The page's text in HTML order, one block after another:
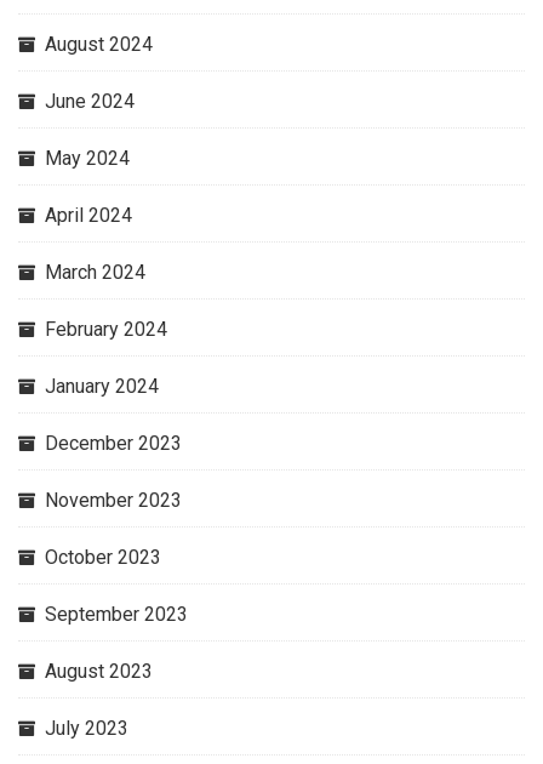
August 2024
June 2024
May 2024
April 2024
March 2024
February 2024
January 2024
December 2023
November 2023
October 2023
September 2023
August 2023
July 2023